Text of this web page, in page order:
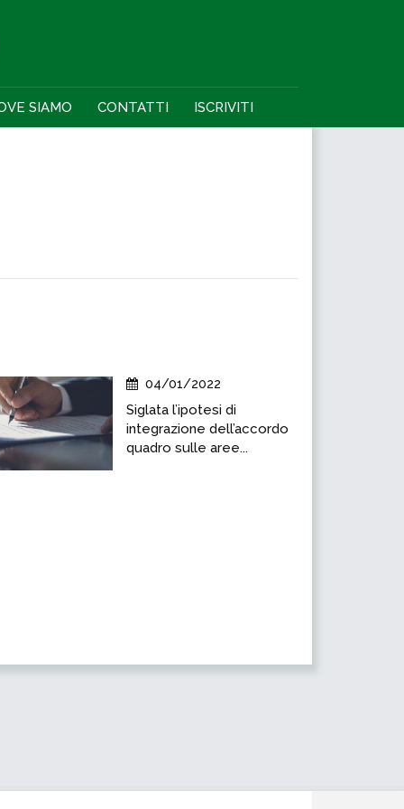
SIAMO CONTATTI ISCRIVITI
04/01/2022
Siglata l’ipotesi di
integrazione dell’accordo
quadro sulle aree...